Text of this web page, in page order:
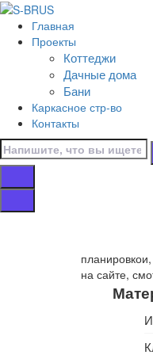
Перейти к контенту
Главная
Проекты
Коттеджи
Дачные дома
Бани
Каркасное стр-во
Контакты
Дачные дома
/
Из бруса
/
на сайте,